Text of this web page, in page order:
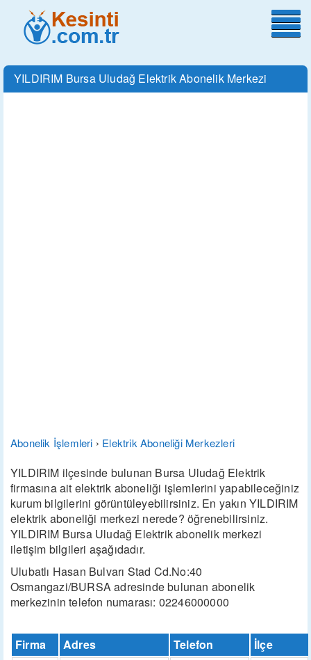
YILDIRIM Bursa Uludağ Elektrik Abonelik Merkezi
Abonelik İşlemleri › Elektrik Aboneliği Merkezleri
YILDIRIM ilçesinde bulunan Bursa Uludağ Elektrik
firmasına ait elektrik aboneliği işlemlerini yapabileceğiniz
kurum bilgilerini görüntüleyebilirsiniz. En yakın YILDIRIM
elektrik aboneliği merkezi nerede? öğrenebilirsiniz.
YILDIRIM Bursa Uludağ Elektrik abonelik merkezi
iletişim bilgileri aşağıdadır.
Ulubatlı Hasan Bulvarı Stad Cd.No:40
Osmangazi/BURSA adresinde bulunan abonelik
merkezinin telefon numarası: 02246000000
Firma Adres Telefon
İlçe